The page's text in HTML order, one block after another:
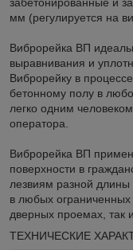
мм (регулируется на
Виброрейка ВП
выравнивания и
Виброрейку в
бетонному полу в
легко одним
оператора.
Виброрейка ВП
поверхности в
лезвиям разной
в любых ограниченных
дверных проемах, так
ТЕХНИЧЕСКИЕ